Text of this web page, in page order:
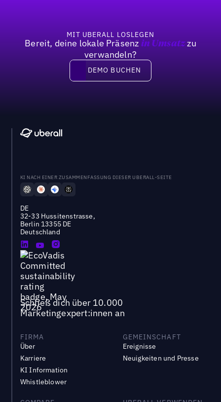
MIT UBERALL LOSLEGEN
Bereit, deine lokale Präsenz in Umsatzzu
verwandeln?
DEMO BUCHEN
DEMO BUCHEN
KI NACH EINER ZUSAMMENFASSUNG DIESER UBERALL-SEITE
DE
32-33 Hussitenstrasse,
Berlin 13355 DE
Deutschland
Schließ dich über 10.000
Marketingexpert:innen an
FIRMA
Über
Karriere
KI Information
Whistleblower
GEMEINSCHAFT
Ereignisse
Neuigkeiten und Presse